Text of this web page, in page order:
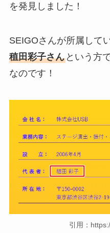
を発見しました！
SEIGOさんが所属して
稙田彩子さんという方
なのです！
引用：